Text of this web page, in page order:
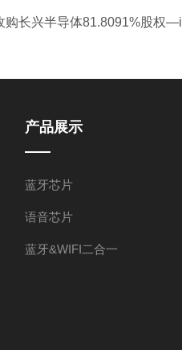
购长兴半导体81.8091%股权
产品展示
蓝牙芯片
语音芯片
蓝牙&WIFI二合一